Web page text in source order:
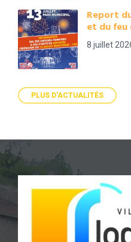
Report
et du feu
8 juillet
PLUS D'ACTUALITÉS